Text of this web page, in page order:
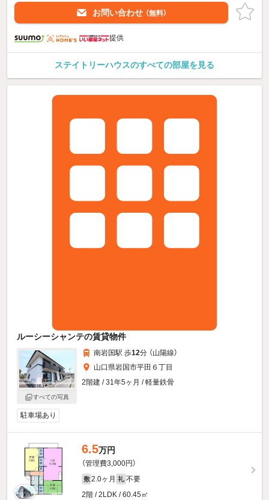
お問い合わせ （無料）
提供
ステイトリーハウスのすべての部屋を見る
ルーシーシャンテの賃貸物件
すべての写真
南岩国駅 歩12分 （山陽線）
山口県岩国市平田６丁目
2階建 / 31年5ヶ月 / 軽量鉄骨
駐車場あり
6.5万円
（管理費3,000円）
敷 2.0ヶ月 礼 不要
2階 / 2LDK / 60.45㎡